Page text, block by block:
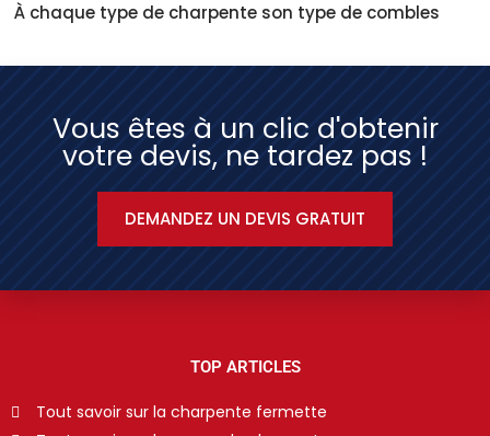
À chaque type de charpente son type de combles
Vous êtes à un clic d'obtenir
votre devis, ne tardez pas !
DEMANDEZ UN DEVIS GRATUIT
TOP ARTICLES
Tout savoir sur la charpente fermette